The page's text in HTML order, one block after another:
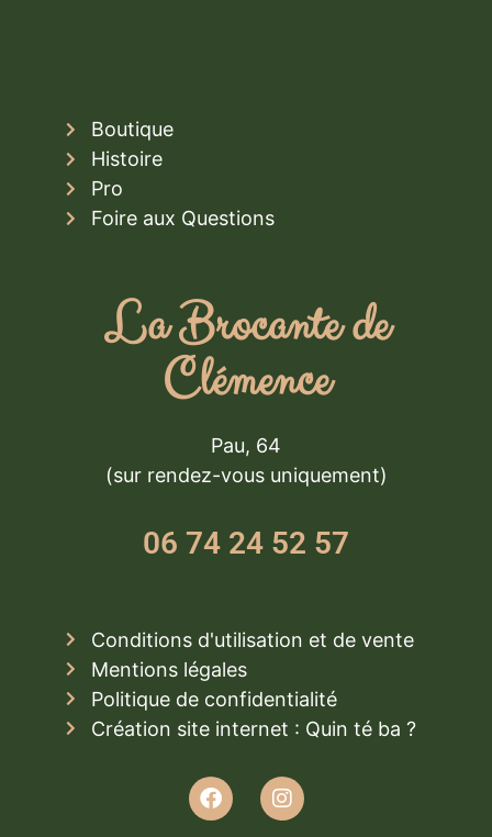
Boutique
Histoire
Pro
Foire aux Questions
La Brocante de
Clémence
Pau, 64
(sur rendez-vous uniquement)
06 74 24 52 57
Conditions d'utilisation et de vente
Mentions légales
Politique de confidentialité
Création site internet : Quin té ba ?